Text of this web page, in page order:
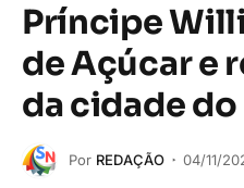
Príncipe
de Açúcar e
da cidade do
Por REDAÇÃO 04/11/